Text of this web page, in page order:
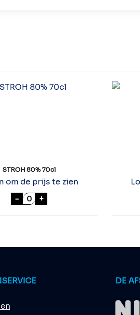
STROH 80% 70cl
om de prijs te zien
- STROH 80% 70cl aantal
+
DE